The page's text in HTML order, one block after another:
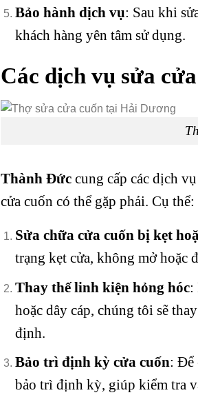
Bảo hành dịch vụ: Sau khi
khách hàng yên tâm sử dụng.
Các dịch vụ sửa
Thành Đức cung cấp các dịch
cửa cuốn có thể gặp phải. Cụ thể:
Sửa chữa cửa cuốn bị kẹt
trạng kẹt cửa, không mở hoặc
Thay thế linh kiện hỏng hóc:
hoặc dây cáp, chúng tôi sẽ
định.
Bảo trì định kỳ cửa cuốn: Để
bảo trì định kỳ, giúp kiểm tra